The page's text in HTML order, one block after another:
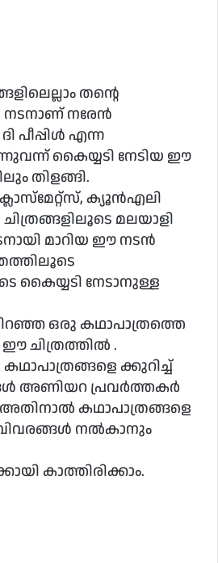
തൻ്റെ
നടനാണ് നരേൻ
പീപ്പിൾ എന്ന
കൈയ്യടി നേടിയ ഈ
തിളങ്ങി.
ക്യൂൻഎലി
മലയാളി
മാറിയ ഈ നടൻ
കൈയ്യടി നേടാനുള്ള
ഒരു കഥാപാത്രത്തെ
ചിത്രത്തിൽ .
ക്കുറിച്ച്
അണിയറ പ്രവർത്തകർ
കഥാപാത്രങ്ങളെ
നൽകാനും
കാത്തിരിക്കാം.